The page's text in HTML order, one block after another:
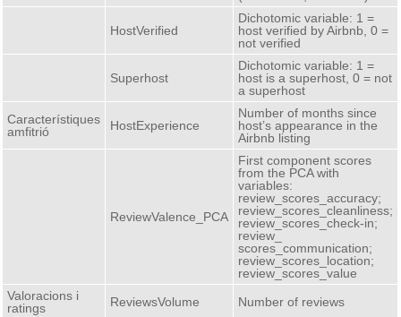
HostVerified
Dichotomic variable: 1 =
host verified by Airbnb, 0 =
not verified
Superhost
Dichotomic variable: 1 =
host is a superhost, 0 = not
a superhost
Característiques
amfitrió
HostExperience
Number of months since
host’s appearance in the
Airbnb listing
ReviewValence_PCA
First component scores
from the PCA with
variables:
review_scores_accuracy;
review_scores_cleanliness;
review_scores_check-in;
review_
scores_communication;
review_scores_location;
review_scores_value
Valoracions i
ratings
ReviewsVolume Number of reviews